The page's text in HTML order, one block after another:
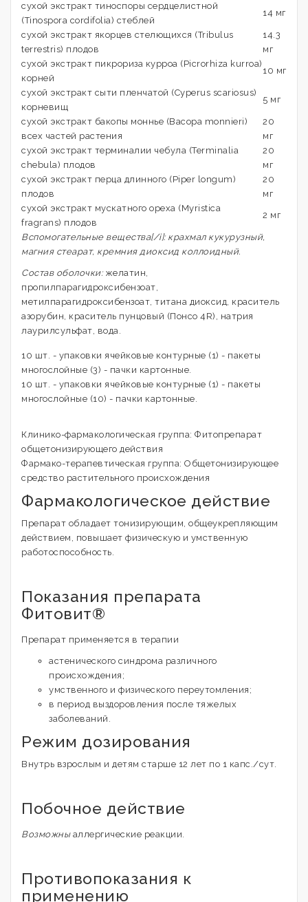
сухой экстракт тиноспоры сердцелистной
(Tinospora cordifolia) стеблей
14 мг
сухой экстракт якорцев стелющихся (Tribulus
terrestris) плодов
14.3
мг
сухой экстракт пикрориза курроа (Picrorhiza kurroa)
корней
10 мг
сухой экстракт сыти пленчатой (Cyperus scariosus)
корневищ
5 мг
сухой экстракт бакопы моннье (Bacopa monnieri)
всех частей растения
20
мг
сухой экстракт терминалии чебула (Terminalia
chebula) плодов
20
мг
сухой экстракт перца длинного (Piper longum)
плодов
20
мг
сухой экстракт мускатного ореха (Myristica
fragrans) плодов
2 мг
Вспомогательные вещества[/i]: крахмал кукурузный,
магния стеарат, кремния диоксид коллоидный.
Состав оболочки:желатин,
пропилпарагидроксибензоат,
метилпарагидроксибензоат, титана диоксид, краситель
азорубин, краситель пунцовый (Понсо 4R), натрия
лаурилсульфат, вода.
10 шт. - упаковки ячейковые контурные (1) - пакеты
многослойные (3) - пачки картонные.
10 шт. - упаковки ячейковые контурные (1) - пакеты
многослойные (10) - пачки картонные.
Клинико-фармакологическая группа: Фитопрепарат
общетонизирующего действия
Фармако-терапевтическая группа: Общетонизирующее
средство растительного происхождения
Фармакологическое действие
Препарат обладает тонизирующим, общеукрепляющим
действием, повышает физическую и умственную
работоспособность.
Показания препарата
Фитовит®
Препарат применяется в терапии
астенического синдрома различного
происхождения;
умственного и физического переутомления;
в период выздоровления после тяжелых
заболеваний.
Режим дозирования
Внутрь взрослым и детям старше 12 лет по 1 капс./сут.
Побочное действие
Возможныаллергические реакции.
Противопоказания к
применению